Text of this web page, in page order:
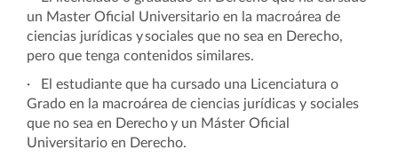
un Master Oficial Universitario en la macroárea de
ciencias jurídicas ysociales que no sea en Derecho,
pero que tenga contenidos similares.
·
El estudiante que ha cursado una Licenciatura o
Grado en la macroárea de ciencias jurídicas y sociales
que no sea en Derechoy un Máster Oficial
Universitario en Derecho.